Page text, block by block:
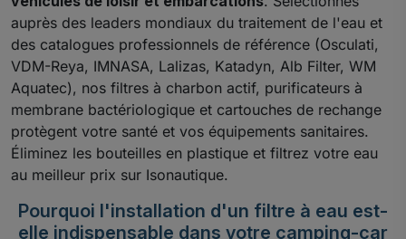
auprès des leaders mondiaux du traitement de l'eau et
des catalogues professionnels de référence (Osculati,
VDM-Reya, IMNASA, Lalizas, Katadyn, Alb Filter, WM
Aquatec), nos filtres à charbon actif, purificateurs à
membrane bactériologique et cartouches de rechange
protègent votre santé et vos équipements sanitaires.
Éliminez les bouteilles en plastique et filtrez votre eau
au meilleur prix sur Isonautique.
Pourquoi l'installation d'un filtre à eau est-
elle indispensable dans votre camping-car